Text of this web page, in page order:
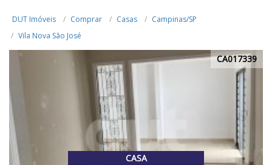
DUT Imóveis Comprar Casas
Campinas/SP
Vila Nova São José
CA017339
CASA